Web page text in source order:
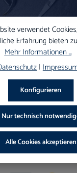
verwendet
Erfahrung bieten
Mehr Informationen ...
|
Nur technisch
Konfigurieren
Alle Cookies akzeptieren